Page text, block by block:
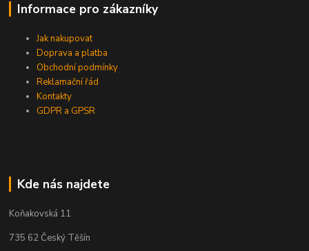
Informace pro zákazníky
Jak nakupovat
Doprava a platba
Obchodní podmínky
Reklamační řád
Kontakty
GDPR a GPSR
Kde nás najdete
Koňakovská 11
735 62 Český Těšín